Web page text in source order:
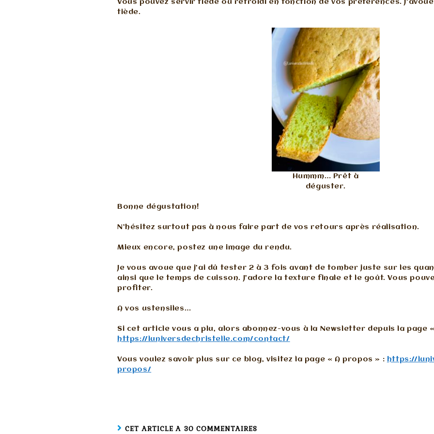
Vous pouvez servir tiède ou refroidi en fonction de vos préférences.
tiède.
Hummm… Prêt à
déguster.
Bonne dégustation!
N’hésitez surtout pas à nous faire part de vos retours après réalisation.
Mieux encore, postez une image du rendu.
Je vous avoue que j’ai dû tester 2 à 3 fois avant de tomber juste sur les
ainsi que le temps de cuisson. J’adore la texture finale et le goût. Vous
profiter.
A vos ustensiles…
Si cet article vous a plu, alors abonnez-vous à la Newsletter depuis la page
https://luniversdechristelle.com/contact/
Vous voulez savoir plus sur ce blog, visitez la page « A propos » : https://
propos/
CET ARTICLE A 30 COMMENTAIRES